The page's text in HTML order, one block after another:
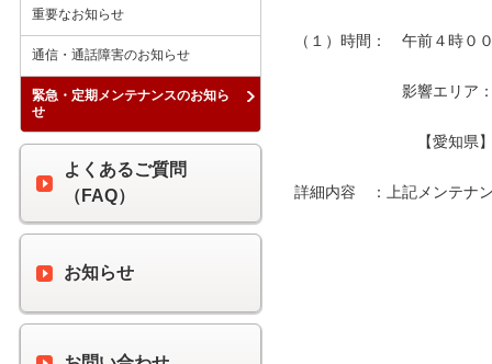
（１）時間：　午前４時０
影響エリア：　下記
【愛
詳細内容　：上記メンテナ
重要なお知らせ
通信・通話障害のお知らせ
緊急・定期メンテナンスのお知ら
せ
よくあるご質問
（FAQ）
お知らせ